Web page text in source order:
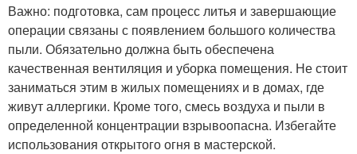
Важно: подготовка, сам процесс литья и завершающие
операции связаны с появлением большого количества
пыли. Обязательно должна быть обеспечена
качественная вентиляция и уборка помещения. Не стоит
заниматься этим в жилых помещениях и в домах, где
живут аллергики. Кроме того, смесь воздуха и пыли в
определенной концентрации взрывоопасна. Избегайте
использования открытого огня в мастерской.